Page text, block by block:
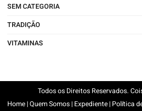
SEM CATEGORIA
TRADIÇÃO
VITAMINAS
Todos os Direitos Reservados.
Home|Quem Somos|Expediente|Política